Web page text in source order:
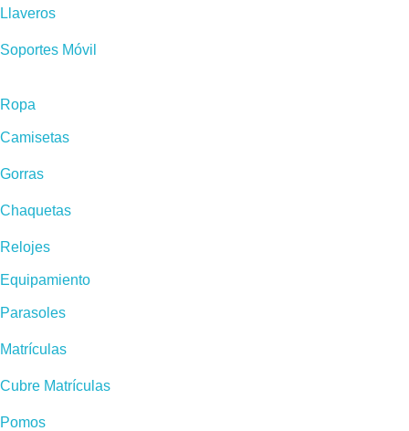
Llaveros
Soportes Móvil
Ropa
Camisetas
Gorras
Chaquetas
Relojes
Equipamiento
Parasoles
Matrículas
Cubre Matrículas
Pomos